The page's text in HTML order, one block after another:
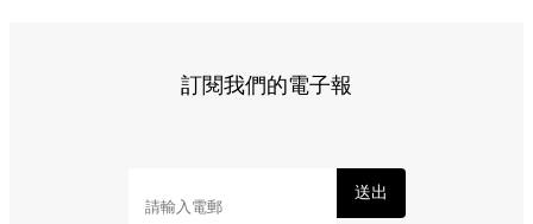
訂閱我們的電子報
送出